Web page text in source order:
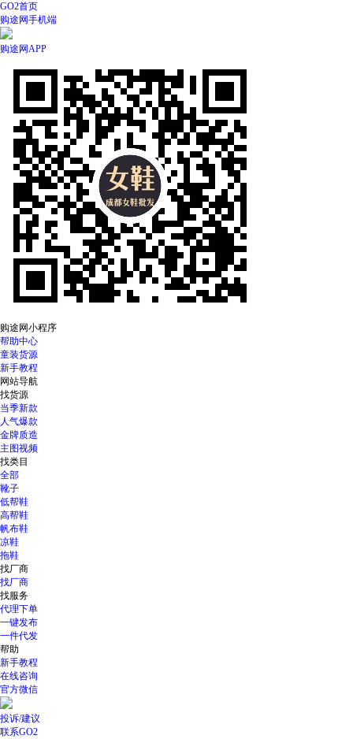
GO2首页
购途网手机端
购途网APP
购途网小程序
帮助中心
童装货源
新手教程
网站导航
找货源
当季新款
人气爆款
金牌质造
主图视频
找类目
全部
靴子
低帮鞋
高帮鞋
帆布鞋
凉鞋
拖鞋
找厂商
找厂商
找服务
代理下单
一键发布
一件代发
帮助
新手教程
在线咨询
官方微信
投诉/建议
联系GO2